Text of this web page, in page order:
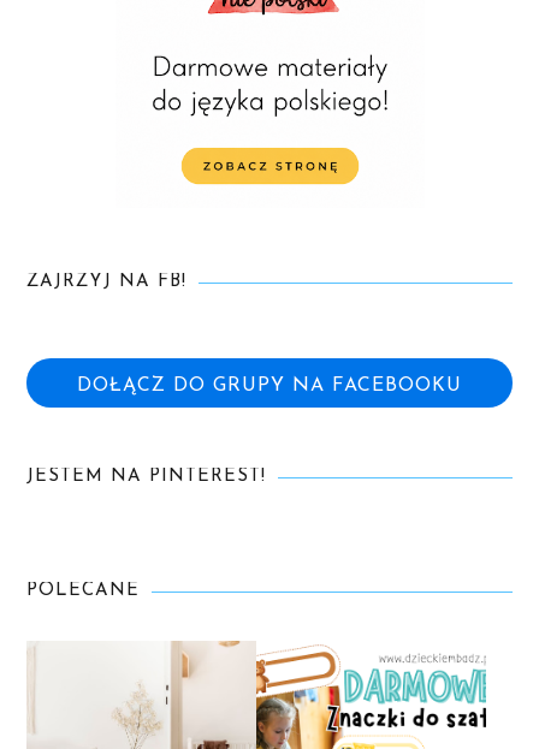
ZAJRZYJ NA FB!
DOŁĄCZ DO GRUPY NA FACEBOOKU
JESTEM NA PINTEREST!
POLECANE